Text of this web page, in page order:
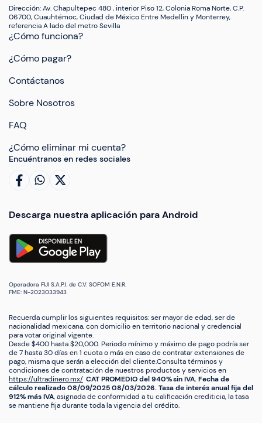
Dirección: Av. Chapultepec 480 , interior Piso 12, Colonia Roma Norte, C.P.
06700, Cuauhtémoc, Ciudad de México Entre Medellin y Monterrey,
referencia A lado del metro Sevilla
¿Cómo funciona?
¿Cómo pagar?
Contáctanos
Sobre Nosotros
FAQ
¿Cómo eliminar mi cuenta?
Encuéntranos en redes sociales
Descarga nuestra aplicación para Android
Operadora FIJI S.A.P.I. de C.V. SOFOM E.N.R.
FME: N-2023033943
Recuerda cumplir los siguientes requisitos: ser mayor de edad, ser de
nacionalidad mexicana, con domicilio en territorio nacional y credencial
para votar original vigente.
Desde $400 hasta $20,000. Periodo mínimo y máximo de pago podría ser
de 7 hasta 30 días en 1 cuota o más en caso de contratar extensiones de
pago, misma que serán a elección del cliente.Consulta términos y
condiciones de contratación de nuestros productos y servicios en
https://ultradinero.mx/ CAT PROMEDIO del 940% sin IVA. Fecha de
cálculo realizado 08/09/2025 08/03/2026. Tasa de interés anual fija del
912% más IVA, asignada de conformidad a tu calificación crediticia, la tasa
se mantiene fija durante toda la vigencia del crédito.